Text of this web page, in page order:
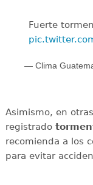
Fuerte
— Clima
Asimismo, en
registrado
recomienda a los
para evitar